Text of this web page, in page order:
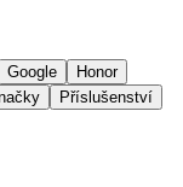
Google
Honor
Příslušenství